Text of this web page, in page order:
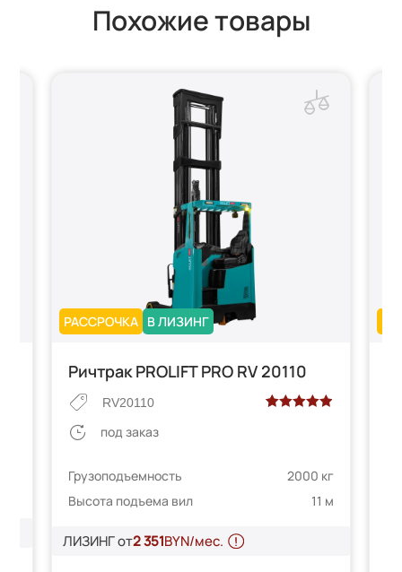
Похожие товары
РАССРОЧКА В ЛИЗИНГ
Ричтрак PROLIFT PRO RV 20110
RV20110
опроса
пользователей
под заказ
Грузоподъемность
2000 кг
Высота подъема вил
11 м
ЛИЗИНГ от2 351BYN/мес.